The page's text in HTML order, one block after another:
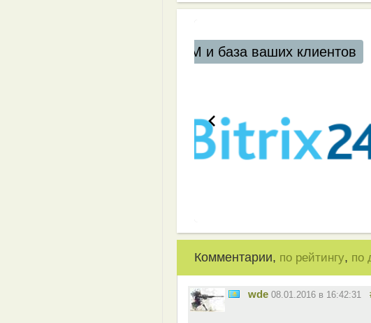
Комментарии, по рейтингу, по
wde 08.01.2016 в 16:42:31